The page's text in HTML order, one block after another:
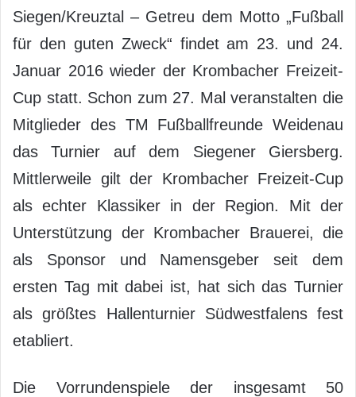
Siegen/Kreuztal – Getreu dem Motto „Fußball
für den guten Zweck“ findet am 23. und 24.
Januar 2016 wieder der Krombacher Freizeit-
Cup statt. Schon zum 27. Mal veranstalten die
Mitglieder des TM Fußballfreunde Weidenau
das Turnier auf dem Siegener Giersberg.
Mittlerweile gilt der Krombacher Freizeit-Cup
als echter Klassiker in der Region. Mit der
Unterstützung der Krombacher Brauerei, die
als Sponsor und Namensgeber seit dem
ersten Tag mit dabei ist, hat sich das Turnier
als größtes Hallenturnier Südwestfalens fest
etabliert.
Die Vorrundenspiele der insgesamt 50